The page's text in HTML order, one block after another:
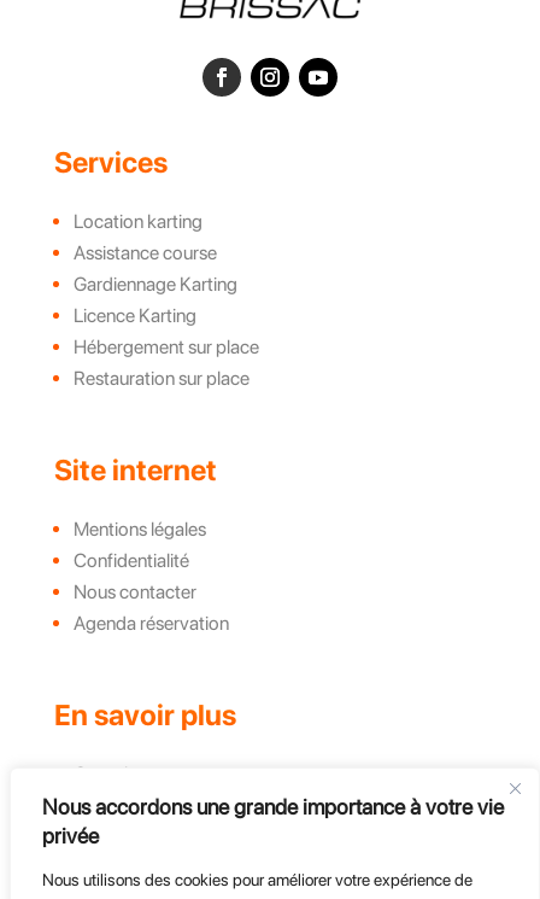
Nous accordons une grande importance à votre vie
privée
Nous utilisons des cookies pour améliorer votre expérience de
Services
Location karting
Assistance course
Gardiennage Karting
Licence Karting
Hébergement sur place
Restauration sur place
Site internet
Mentions légales
Confidentialité
Nous contacter
Agenda réservation
En savoir plus
Complexe
Actualités et évènements
Challenges
Groupe, CE et Entreprises